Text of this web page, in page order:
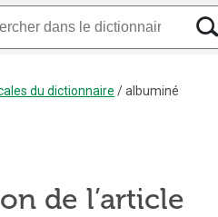
du dictionnaire /albuminé
de l’article